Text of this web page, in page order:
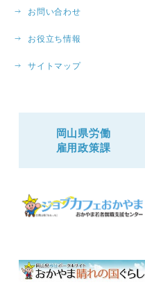
お問い合わせ
お役立ち情報
サイトマップ
岡山県労働
雇用政策課